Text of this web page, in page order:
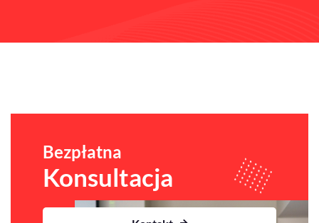
Bezpłatna
Konsultacja